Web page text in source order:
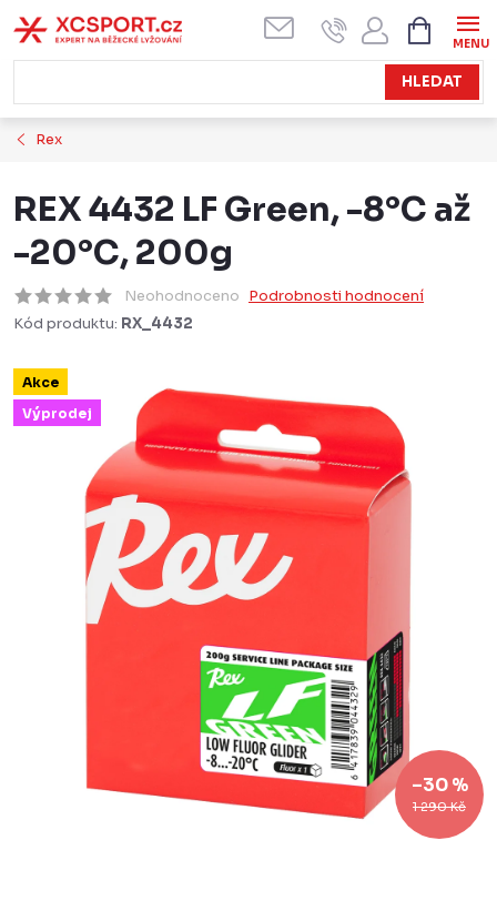
na
obsah
HLEDAT
KOŠÍK
Rex
REX 4432 LF Green, -8°C až
-20°C, 200g
Neohodnoceno Podrobnosti hodnocení
Kód produktu: RX_4432
Akce
Výprodej
1 290 Kč
–30 %